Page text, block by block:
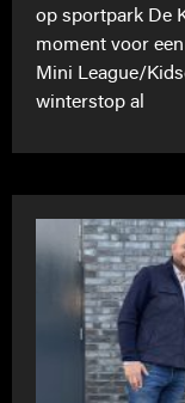
op sportpark De
moment voor
Mini League/
winterstop al